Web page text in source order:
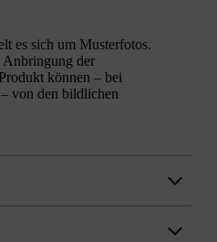
es sich um Musterfotos.
Anbringung der
können – bei
von den bildlichen